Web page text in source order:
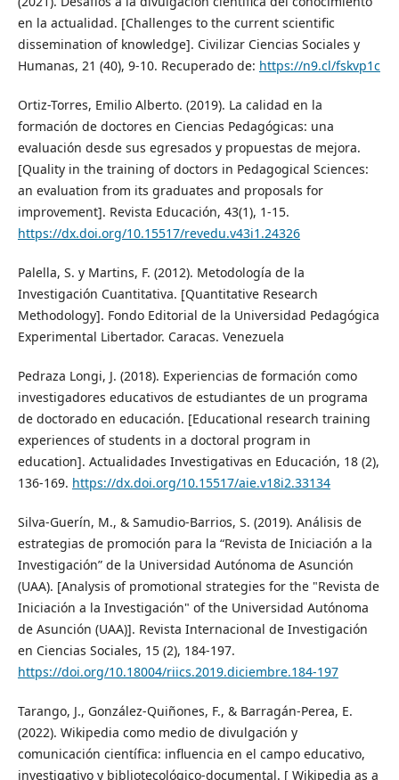
en la actualidad. [Challenges to the current scientific
dissemination of knowledge]. Civilizar Ciencias Sociales y
Humanas, 21 (40), 9-10. Recuperado de: https://n9.cl/fskvp1c
Ortiz-Torres, Emilio Alberto. (2019). La calidad en la
formación de doctores en Ciencias Pedagógicas: una
evaluación desde sus egresados y propuestas de mejora.
[Quality in the training of doctors in Pedagogical Sciences:
an evaluation from its graduates and proposals for
improvement]. Revista Educación, 43(1), 1-15.
https://dx.doi.org/10.15517/revedu.v43i1.24326
Palella, S. y Martins, F. (2012). Metodología de la
Investigación Cuantitativa. [Quantitative Research
Methodology]. Fondo Editorial de la Universidad Pedagógica
Experimental Libertador. Caracas. Venezuela
Pedraza Longi, J. (2018). Experiencias de formación como
investigadores educativos de estudiantes de un programa
de doctorado en educación. [Educational research training
experiences of students in a doctoral program in
education]. Actualidades Investigativas en Educación, 18 (2),
136-169. https://dx.doi.org/10.15517/aie.v18i2.33134
Silva-Guerín, M., & Samudio-Barrios, S. (2019). Análisis de
estrategias de promoción para la “Revista de Iniciación a la
Investigación” de la Universidad Autónoma de Asunción
(UAA). [Analysis of promotional strategies for the "Revista de
Iniciación a la Investigación" of the Universidad Autónoma
de Asunción (UAA)]. Revista Internacional de Investigación
en Ciencias Sociales, 15 (2), 184-197.
https://doi.org/10.18004/riics.2019.diciembre.184-197
Tarango, J., González-Quiñones, F., & Barragán-Perea, E.
(2022). Wikipedia como medio de divulgación y
comunicación científica: influencia en el campo educativo,
investigativo y bibliotecológico-documental. [ Wikipedia as a